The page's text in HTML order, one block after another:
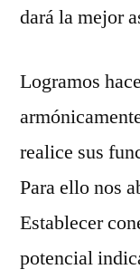
dará la mejor
Logramos
realice sus
Para ello nos
Establecer
potencial